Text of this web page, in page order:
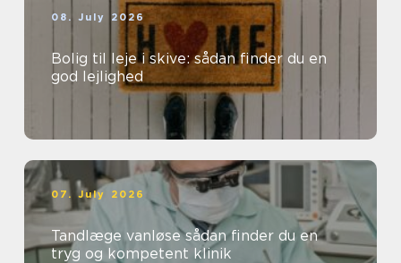
08. July 2026
Bolig til leje i skive: sådan finder du en
god lejlighed
07. July 2026
Tandlæge vanløse sådan finder du en
tryg og kompetent klinik